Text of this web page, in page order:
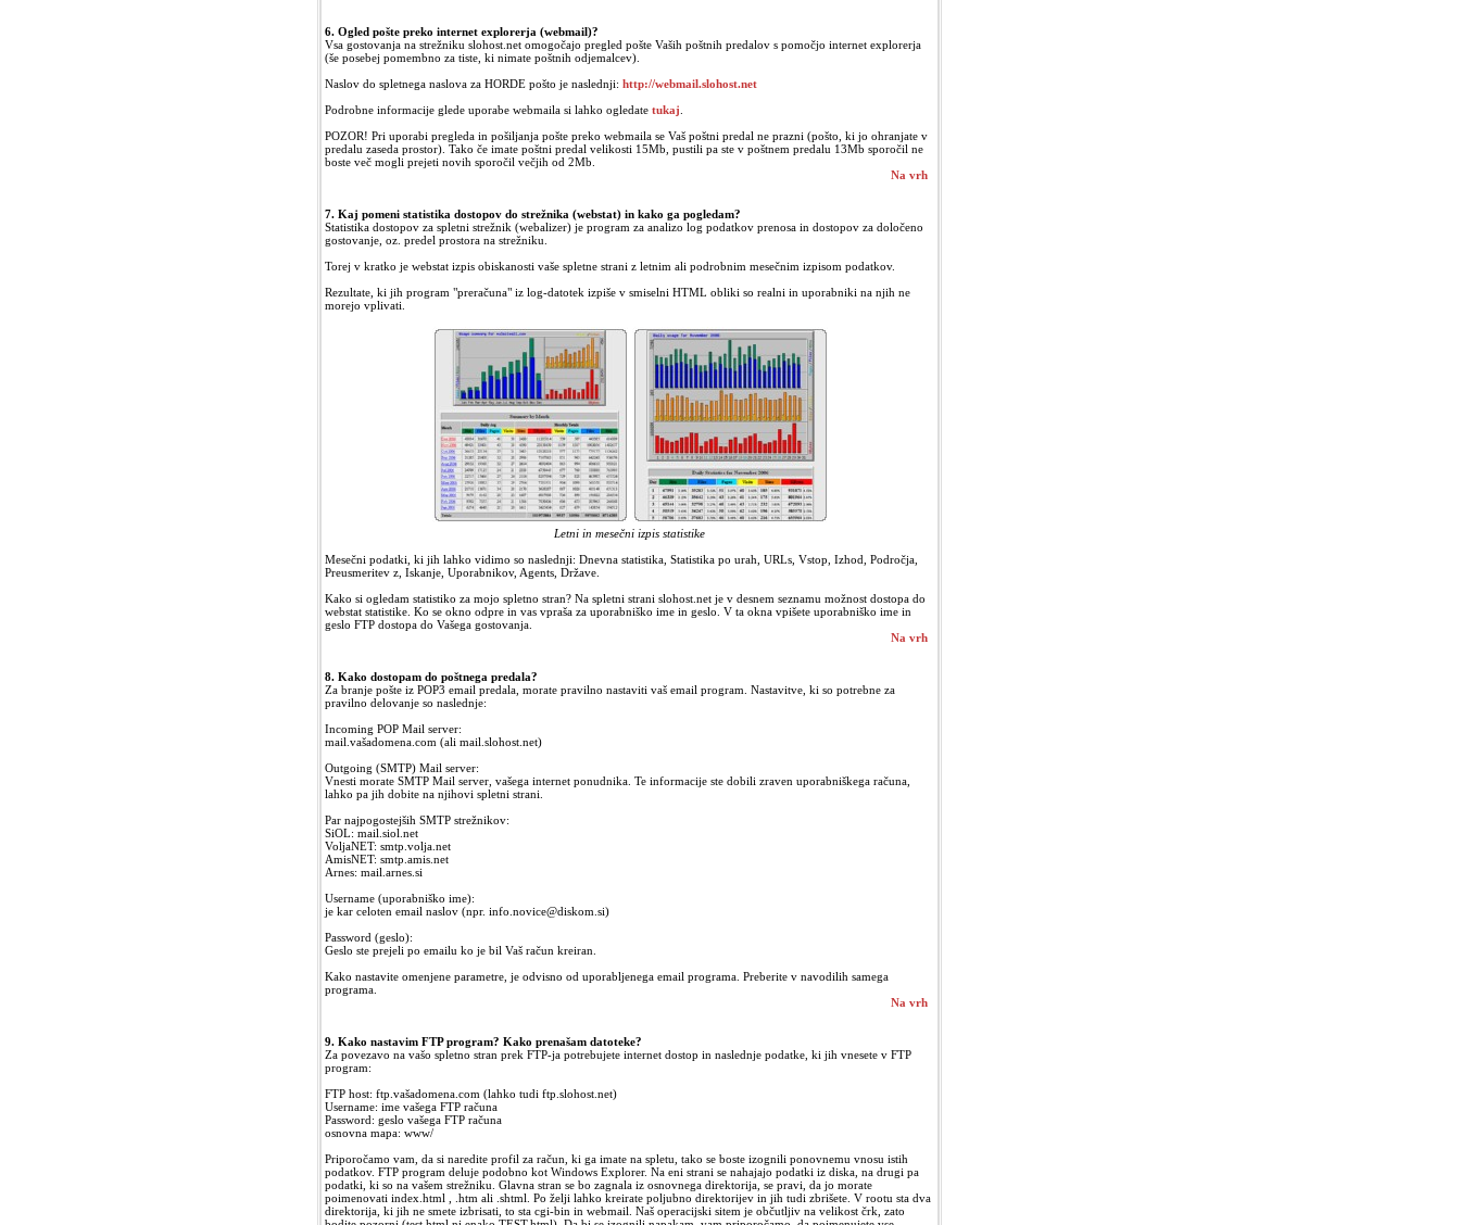
6. Ogled pošte preko internet explorerja (webmail)?
Vsa gostovanja na strežniku slohost.net omogočajo pregled pošte Vaših poštnih predalov s pomočjo internet explorerja
(še posebej pomembno za tiste, ki nimate poštnih odjemalcev).
Naslov do spletnega naslova za HORDE pošto je naslednji: http://webmail.slohost.net
Podrobne informacije glede uporabe webmaila si lahko ogledate tukaj
POZOR! Pri uporabi pregleda in pošiljanja pošte preko webmaila se Vaš poštni predal ne prazni (pošto, ki jo ohranjate v
predalu zaseda prostor). Tako če imate poštni predal velikosti 15Mb, pustili pa ste v poštnem predalu 13Mb sporočil ne
boste več mogli prejeti novih sporočil večjih od 2Mb.
Na vrh
7. Kaj pomeni statistika dostopov do strežnika (webstat) in kako ga pogledam?
Statistika dostopov za spletni strežnik (webalizer) je program za analizo log podatkov prenosa in dostopov za določeno
gostovanje, oz. predel prostora na strežniku.
Torej v kratko je webstat izpis obiskanosti vaše spletne strani z letnim ali podrobnim mesečnim izpisom podatkov.
Rezultate, ki jih program "preračuna" iz log-datotek izpiše v smiselni HTML obliki so realni in uporabniki na njih ne
morejo vplivati.
Letni in mesečni izpis statistike
Mesečni podatki, ki jih lahko vidimo so naslednji: Dnevna statistika, Statistika po urah, URLs, Vstop, Izhod, Področja,
Preusmeritev z, Iskanje, Uporabnikov, Agents, Države.
Kako si ogledam statistiko za mojo spletno stran? Na spletni strani slohost.net je v desnem seznamu možnost dostopa do
webstat statistike. Ko se okno odpre in vas vpraša za uporabniško ime in geslo. V ta okna vpišete uporabniško ime in
geslo FTP dostopa do Vašega gostovanja.
Na vrh
8. Kako dostopam do poštnega predala?
Za branje pošte iz POP3 email predala, morate pravilno nastaviti vaš email program. Nastavitve, ki so potrebne za
pravilno delovanje so naslednje:
Incoming POP Mail server:
mail.vašadomena.com (ali mail.slohost.net)
Outgoing (SMTP) Mail server:
Vnesti morate SMTP Mail server, vašega internet ponudnika. Te informacije ste dobili zraven uporabniškega računa,
lahko pa jih dobite na njihovi spletni strani.
Par najpogostejših SMTP strežnikov:
SiOL: mail.siol.net
VoljaNET: smtp.volja.net
AmisNET: smtp.amis.net
Arnes: mail.arnes.si
Username (uporabniško ime):
je kar celoten email naslov (npr. info.novice@diskom.si)
Password (geslo):
Geslo ste prejeli po emailu ko je bil Vaš račun kreiran.
Kako nastavite omenjene parametre, je odvisno od uporabljenega email programa. Preberite v navodilih samega
programa.
Na vrh
9. Kako nastavim FTP program? Kako prenašam datoteke?
Za povezavo na vašo spletno stran prek FTP-ja potrebujete internet dostop in naslednje podatke, ki jih vnesete v FTP
program:
FTP host: ftp.vašadomena.com (lahko tudi ftp.slohost.net)
Username: ime vašega FTP računa
Password: geslo vašega FTP računa
osnovna mapa: www/
Priporočamo vam, da si naredite profil za račun, ki ga imate na spletu, tako se boste izognili ponovnemu vnosu istih
podatkov. FTP program deluje podobno kot Windows Explorer. Na eni strani se nahajajo podatki iz diska, na drugi pa
podatki, ki so na vašem strežniku. Glavna stran se bo zagnala iz osnovnega direktorija, se pravi, da jo morate
poimenovati index.html , .htm ali .shtml. Po želji lahko kreirate poljubno direktorijev in jih tudi zbrišete. V rootu sta dva
direktorija, ki jih ne smete izbrisati, to sta cgi-bin in webmail. Naš operacijski sitem je občutljiv na velikost črk, zato